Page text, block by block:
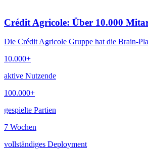
Crédit Agricole: Über 10.000
Die Crédit Agricole Gruppe hat die Brain-
10.000+
aktive Nutzende
100.000+
gespielte Partien
7 Wochen
vollständiges Deployment